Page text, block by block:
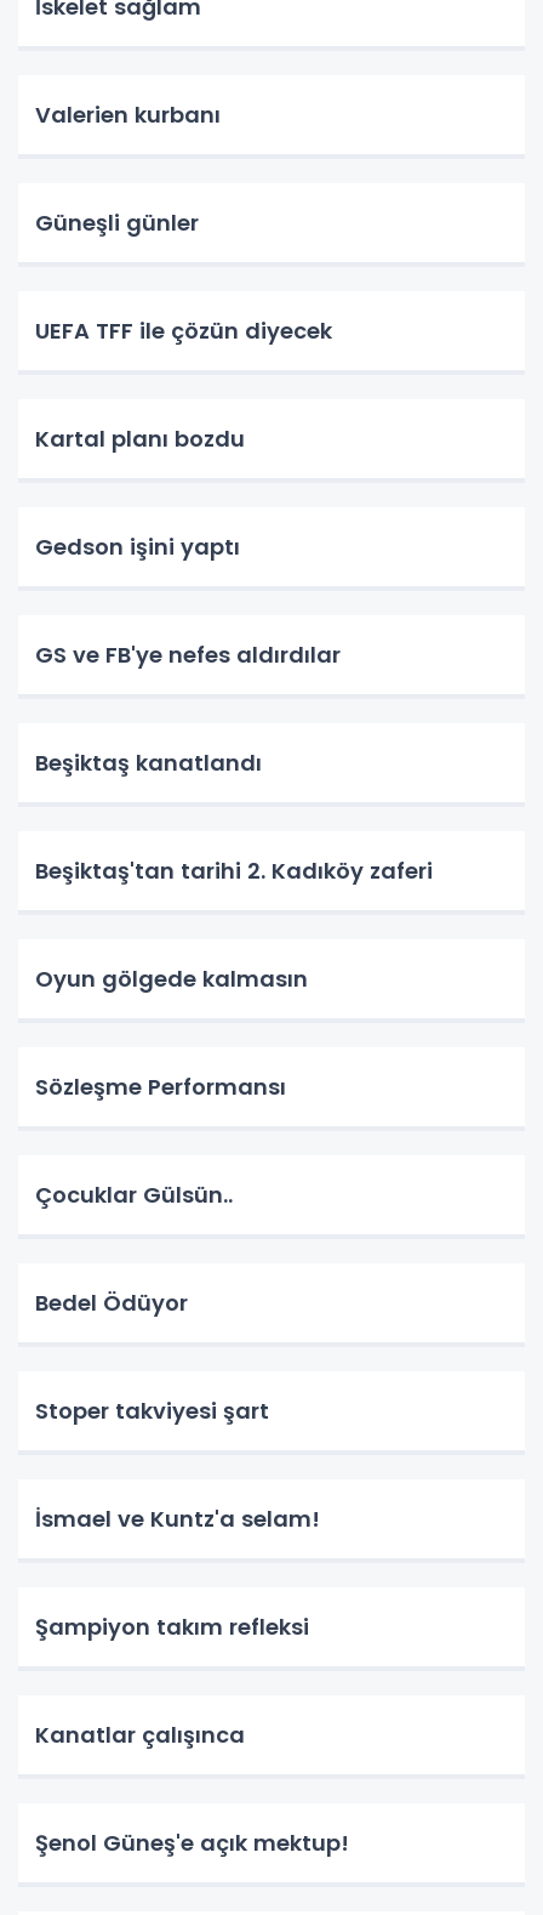
İskelet sağlam
Valerien kurbanı
Güneşli günler
UEFA TFF ile çözün diyecek
Kartal planı bozdu
Gedson işini yaptı
GS ve FB'ye nefes aldırdılar
Beşiktaş kanatlandı
Beşiktaş'tan tarihi 2. Kadıköy zaferi
Oyun gölgede kalmasın
Sözleşme Performansı
Çocuklar Gülsün..
Bedel Ödüyor
Stoper takviyesi şart
İsmael ve Kuntz'a selam!
Şampiyon takım refleksi
Kanatlar çalışınca
Şenol Güneş'e açık mektup!